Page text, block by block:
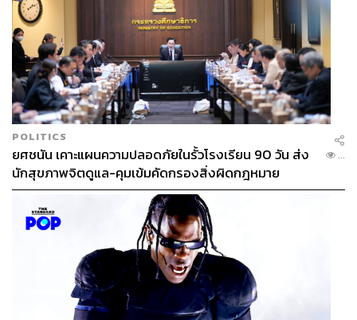
POLITICS
ยศชนัน เคาะแผนความปลอดภัยในรั้วโรงเรียน 90 วัน ส่ง
นักสุขภาพจิตดูแล-คุมเข้มคัดกรองสิ่งผิดกฎหมาย
...